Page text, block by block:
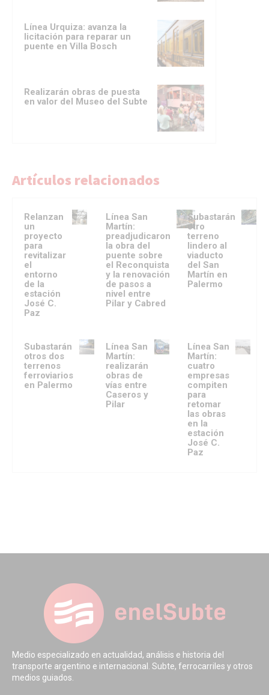
Línea Urquiza: avanza la
licitación para reparar un
puente en Villa Bosch
Realizarán obras de puesta
en valor del Museo del Subte
Artículos relacionados
Relanzan
un
proyecto
para
revitalizar
el
entorno
de la
estación
José C.
Paz
Línea San
Martín:
preadjudicaron
la obra del
puente sobre
el Reconquista
y la renovación
de pasos a
nivel entre
Pilar y Cabred
Subastarán
otro
terreno
lindero al
viaducto
del San
Martín en
Palermo
Subastarán
otros dos
terrenos
ferroviarios
en Palermo
Línea San
Martín:
realizarán
obras de
vías entre
Caseros y
Pilar
Línea San
Martín:
cuatro
empresas
compiten
para
retomar
las obras
en la
estación
José C.
Paz
Medio especializado en actualidad, análisis e historia del
transporte argentino e internacional. Subte, ferrocarriles y otros
medios guiados.